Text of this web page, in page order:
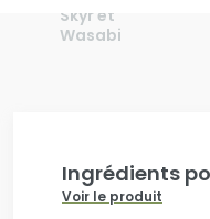
Skyr et
Wasabi
Ingrédients
Voir le produit